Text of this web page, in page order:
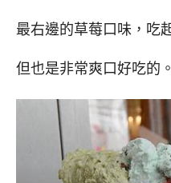
最右邊的草莓口味，吃
但也是非常爽口好吃的。